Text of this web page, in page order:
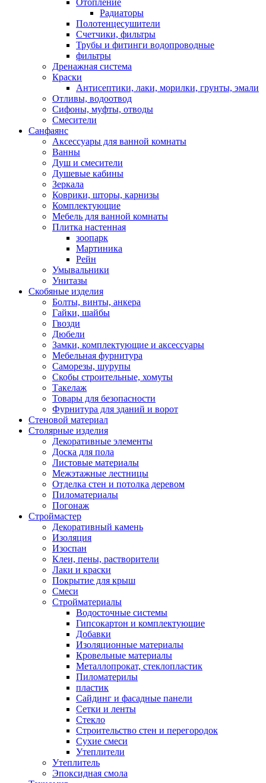
Отопление
Радиаторы
Полотенцесушители
Счетчики, фильтры
Трубы и фитинги водопроводные
фильтры
Дренажная система
Краски
Антисептики, лаки, морилки, грунты, эмали
Отливы, водоотвод
Сифоны, муфты, отводы
Смесители
Санфаянс
Аксессуары для ванной комнаты
Ванны
Душ и смесители
Душевые кабины
Зеркала
Коврики, шторы, карнизы
Комплектующие
Мебель для ванной комнаты
Плитка настенная
зоопарк
Мартиника
Рейн
Умывальники
Унитазы
Скобяные изделия
Болты, винты, анкера
Гайки, шайбы
Гвозди
Дюбели
Замки, комплектующие и аксессуары
Мебельная фурнитура
Саморезы, шурупы
Скобы строительные, хомуты
Такелаж
Товары для безопасности
Фурнитура для зданий и ворот
Стеновой материал
Столярные изделия
Декоративные элементы
Доска для пола
Листовые материалы
Межэтажные лестницы
Отделка стен и потолка деревом
Пиломатериалы
Погонаж
Строймастер
Декоративный камень
Изоляция
Изоспан
Клеи, пены, растворители
Лаки и краски
Покрытие для крыш
Смеси
Стройматериалы
Водосточные системы
Гипсокартон и комплектующие
Добавки
Изоляционные материалы
Кровельные материалы
Металлопрокат, стеклопластик
Пиломатерилы
пластик
Сайдинг и фасадные панели
Сетки и ленты
Стекло
Строительство стен и перегородок
Сухие смеси
Утеплители
Утеплитель
Эпоксидная смола